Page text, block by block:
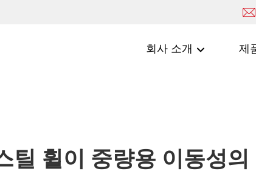
회사 소개 제
틸 휠이 중량용 이동성의